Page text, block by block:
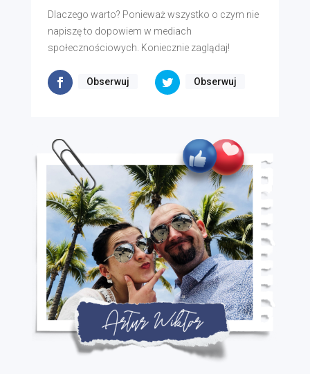
Dlaczego warto? Ponieważ wszystko o czym nie
napiszę to dopowiem w mediach
społecznościowych. Koniecznie zaglądaj!
Obserwuj Obserwuj